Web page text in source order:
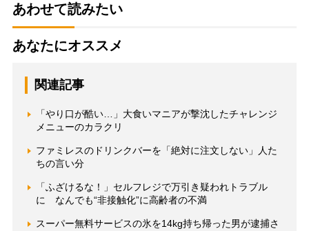
あわせて読みたい
あなたにオススメ
関連記事
「やり口が酷い…」大食いマニアが撃沈したチャレンジ
メニューのカラクリ
ファミレスのドリンクバーを「絶対に注文しない」人た
ちの言い分
「ふざけるな！」セルフレジで万引き疑われトラブル
に なんでも“非接触化”に高齢者の不満
スーパー無料サービスの氷を14kg持ち帰った男が逮捕さ